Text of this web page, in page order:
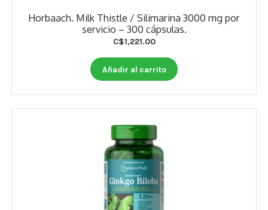
Horbaach. Milk Thistle / Silimarina 3000 mg por
servicio – 300 cápsulas.
C$1,221.00
Añadir al carrito